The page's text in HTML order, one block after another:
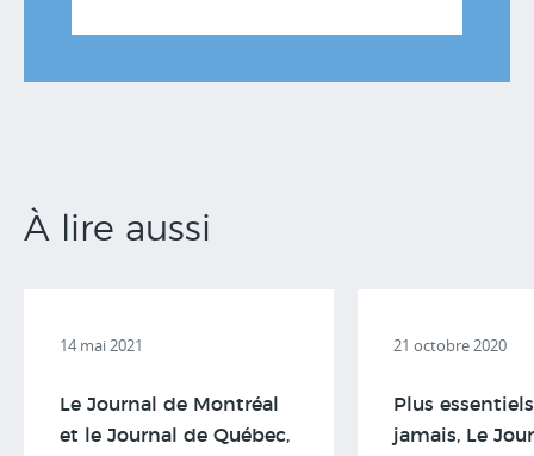
À lire aussi
14 mai 2021
Le Journal de Montréal
et le Journal de Québec,
21 octobre 2020
Plus
jamais, Le